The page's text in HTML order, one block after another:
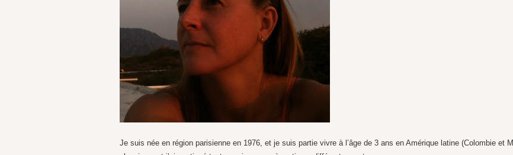
Je suis née en région parisienne en 1976, et je suis partie vivre à l’âge de 3 ans en Amérique latine (Colombie et